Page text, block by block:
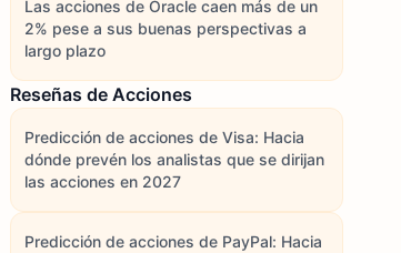
Las acciones de Oracle caen más de un
2% pese a sus buenas perspectivas a
largo plazo
Reseñas de Acciones
Predicción de acciones de Visa: Hacia
dónde prevén los analistas que se dirijan
las acciones en 2027
Predicción de acciones de PayPal: Hacia